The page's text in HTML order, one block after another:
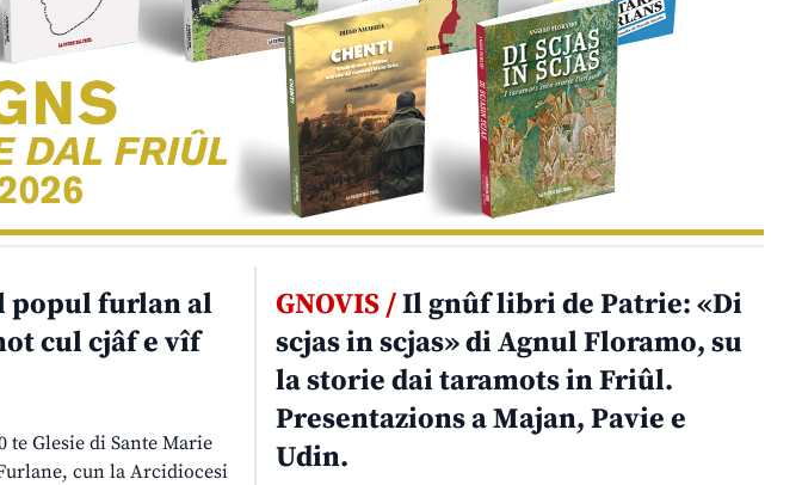
popul furlan al
cul cjâf e vîf
te Glesie di Sante Marie
cun la Arcidiocesi
GNOVIS /Il gnûf libri de Patrie: «Di
scjas in scjas» di Agnul Floramo, su
la storie dai taramots in Friûl.
Presentazions a Majan, Pavie e
Udin.